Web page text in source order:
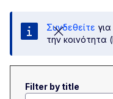
Συνδεθείτε
την κοινότητα
Filter by title